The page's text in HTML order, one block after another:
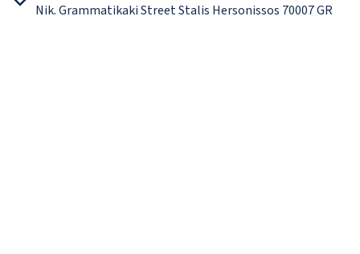
Nik. Grammatikaki Street Stalis Hersonissos 70007 GR